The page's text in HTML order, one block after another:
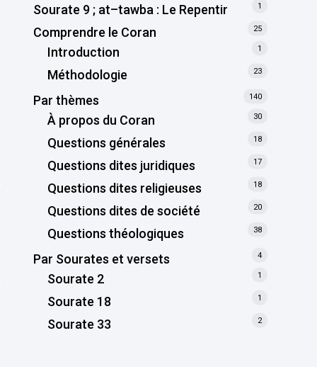
Sourate 9 ; at–tawba : Le Repentir 1
Comprendre le Coran 25
Introduction 1
Méthodologie 23
Par thèmes 140
À propos du Coran 30
Questions générales 18
Questions dites juridiques 17
Questions dites religieuses 18
Questions dites de société 20
Questions théologiques 38
Par Sourates et versets 4
Sourate 2 1
Sourate 18 1
Sourate 33 2